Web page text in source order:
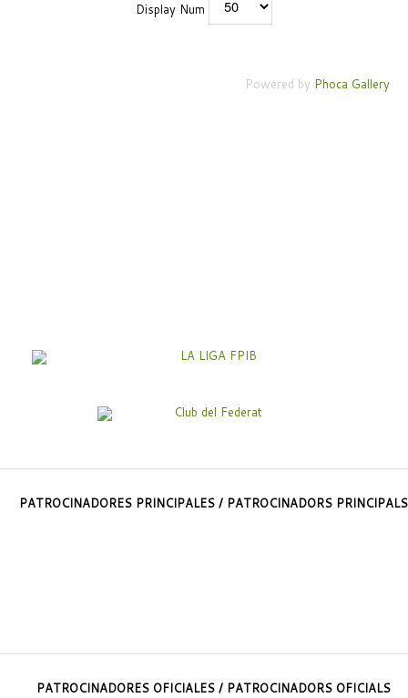
Display Num
Powered by Phoca Gallery
PATROCINADORES PRINCIPALES / PATROCINADORS PRINCIPALS
PATROCINADORES OFICIALES / PATROCINADORS OFICIALS